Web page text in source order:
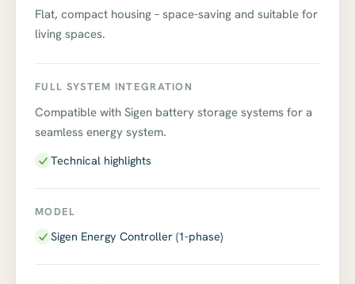
Flat, compact housing – space-saving and suitable for
living spaces.
FULL SYSTEM INTEGRATION
Compatible with Sigen battery storage systems for a
seamless energy system.
Technical highlights
MODEL
Sigen Energy Controller (1-phase)